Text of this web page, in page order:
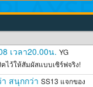
เวลา20.00น. YG
ไว้ให้สัมผัสแบบเซิร์ฟจริง!
า สนุกกว่า SS13 แจกของ